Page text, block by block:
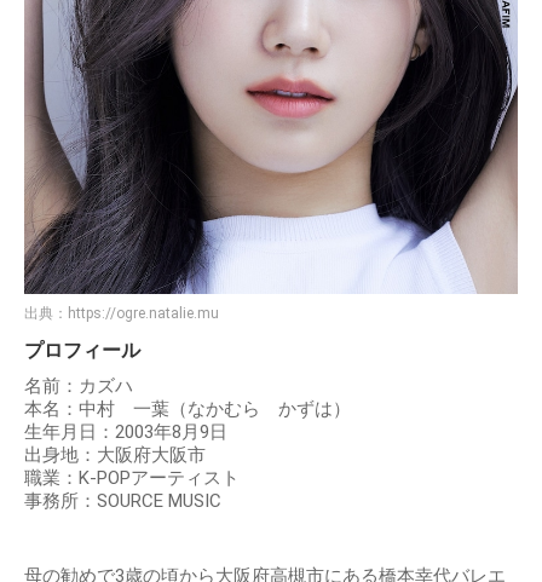
出典： https://ogre.natalie.mu
プロフィール
名前：カズハ
本名：中村 一葉（なかむら かずは）
生年月日：2003年8月9日
出身地：大阪府大阪市
職業：K-POPアーティスト
事務所：SOURCE MUSIC
母の勧めで3歳の頃から大阪府高槻市にある橋本幸代バレエ